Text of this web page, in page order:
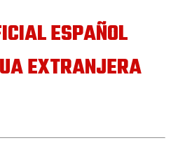
ESPAÑOL
EXTRANJERA